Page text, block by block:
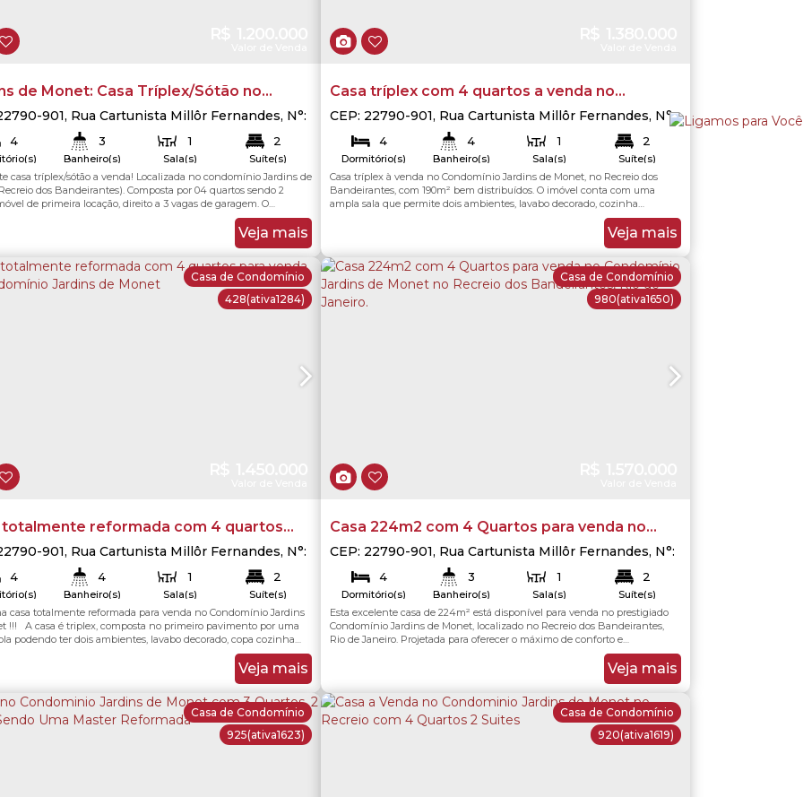
de Monet: Casa Tríplex/Sótão no
dos Bandeirantes - RJ
901, Rua Cartunista Millôr Fernandes, N°:
Rua Dr Crespo
Rio de Janeiro Brasil
4 3
Banheiro(s)
1
Sala(s)
2
Suíte(s)
Total:190.00m²
3 Útil:190.00m²
casa tríplex/sótão a venda! Localizada no condomínio Jardins de
dos Bandeirantes). Composta por 04 quartos sendo 2
de primeira locação, direito a 3 vagas de garagem. O
Jardins de Monet possui um clube privativo, com diversas
de lazer, como: spa externo, academia, piscina, churrasqueira e
Veja mais
Casa tríplex com 4 quartos a venda no
Condomínio Jardins de Monet - Recreio dos
Bandeirantes
CEP: 22790-901, Rua Cartunista Millôr Fernandes, N°:
Recreio dos Bandeirantes
de Janeiro
4
Dormitório(s)
4
Banheiro(s)
1
Sala(s)
2
Suíte(s)
Total:224.00m²
3
Vaga(s)
Útil:224 .00m²
Casa tríplex à venda no Condomínio Jardins de Monet, no Recreio dos
Bandeirantes, com 190m² bem distribuídos. O imóvel conta com uma
ampla sala que permite dois ambientes, lavabo decorado, cozinha
espaçosa com armários planejados, lavanderia e despensa. A dependência
foi integrada à cozinha para ampliar o espaço, permanecendo apenas o
Veja mais
428(ativa1284)
Casa de Condomínio
totalmente reformada com 4 quartos
no Condomínio Jardins de Monet
901, Rua Cartunista Millôr Fernandes, N°:
Condomínio Jardins de Monet
Rio de Janeiro ,Rio de Janeiro,Brasil
4 4
Banheiro(s)
1
Sala(s)
2
Suíte(s)
Total:213.00 m²
3 Útil:213.00m²
casa totalmente reformada para venda no Condomínio Jardins
!!! A casa é triplex, composta no primeiro pavimento por uma
podendo ter dois ambientes, lavabo decorado, copa cozinha
e armários planejados, despensa, área de serviço, dependência
a cozinha, banheiro de serviço, acesso para o segundoVeja mais
980(ativa1650)
Casa de Condomínio
Casa 224m2 com 4 Quartos para venda no
Condomínio Jardins de Monet no Recreio dos
Bandeirantes, Rio de Janeiro.
CEP: 22790-901, Rua Cartunista Millôr Fernandes, N°:
Recreio dos Bandeirantes
de Janeiro
4
Dormitório(s)
3
Banheiro(s)
1
Sala(s)
2
Suíte(s)
Total: 224 .00m²
2
Vaga(s)
Útil:224.00m²
Esta excelente casa de 224m² está disponível para venda no prestigiado
Condomínio Jardins de Monet, localizado no Recreio dos Bandeirantes,
Rio de Janeiro. Projetada para oferecer o máximo de conforto e
sofisticação, a residência conta com 4 amplos quartos, sendo ideal para
famílias que buscam espaço e privacidade. O imóvel destaca-se por sua
Veja mais
925(ativa1623)
Casa de Condomínio
920(ativa1619)
Casa de Condomínio